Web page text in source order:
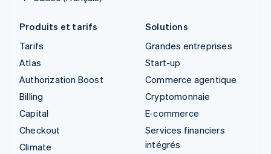
Produits et tarifs
Tarifs
Atlas
Authorization Boost
Billing
Capital
Checkout
Climate
Solutions
Grandes entreprises
Start-up
Commerce agentique
Cryptomonnaie
E-commerce
Services financiers
intégrés